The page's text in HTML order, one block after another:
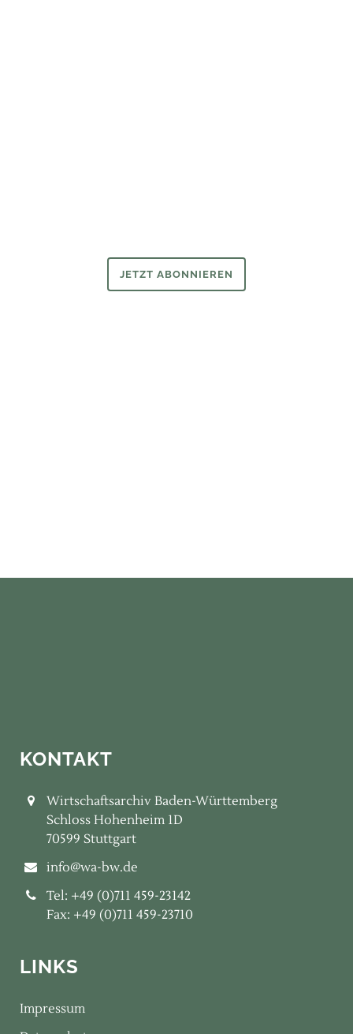
JETZT ABONNIEREN
KONTAKT
Wirtschaftsarchiv Baden-Württemberg
Schloss Hohenheim 1D
70599 Stuttgart
info@wa-bw.de
Tel: +49 (0)711 459-23142
Fax: +49 (0)711 459-23710
LINKS
Impressum